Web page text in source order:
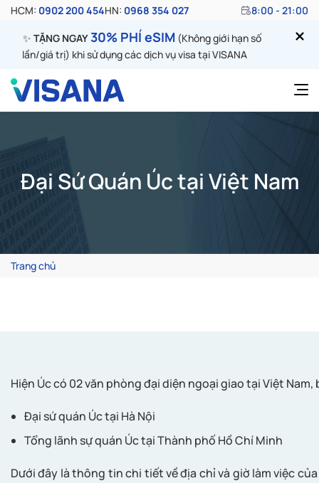
HCM: 0902 200 454HN: 0968 354 027 8:00 - 21:00
✨ TẶNG NGAY30% PHÍ eSIM (Không giới hạn số
lần/giá trị) khi sử dụng các dịch vụ visa tại VISANA
Đại Sứ Quán Úc tại Việt Nam
Trang chủ
Hiện Úc có 02 văn phòng đại diện ngoại giao tại Việt Nam,
Đại sứ quán Úc tại Hà Nội
Tổng lãnh sự quán Úc tại Thành phố Hồ Chí Minh
Dưới đây là thông tin chi tiết về địa chỉ và giờ làm việc